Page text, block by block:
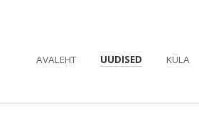
AVALEHT UUDISED KÜLA